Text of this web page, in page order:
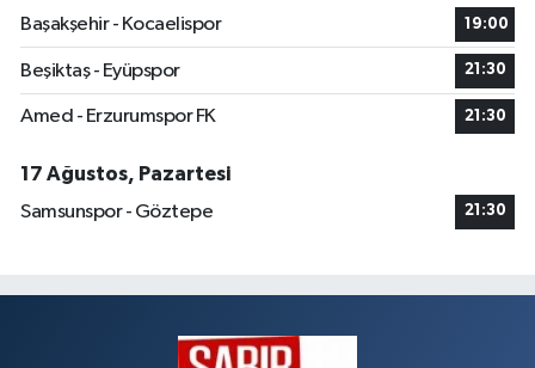
Başakşehir - Kocaelispor
19:00
Beşiktaş - Eyüpspor 21:30
Amed - Erzurumspor FK 21:30
17 Ağustos, Pazartesi
Samsunspor - Göztepe
21:30